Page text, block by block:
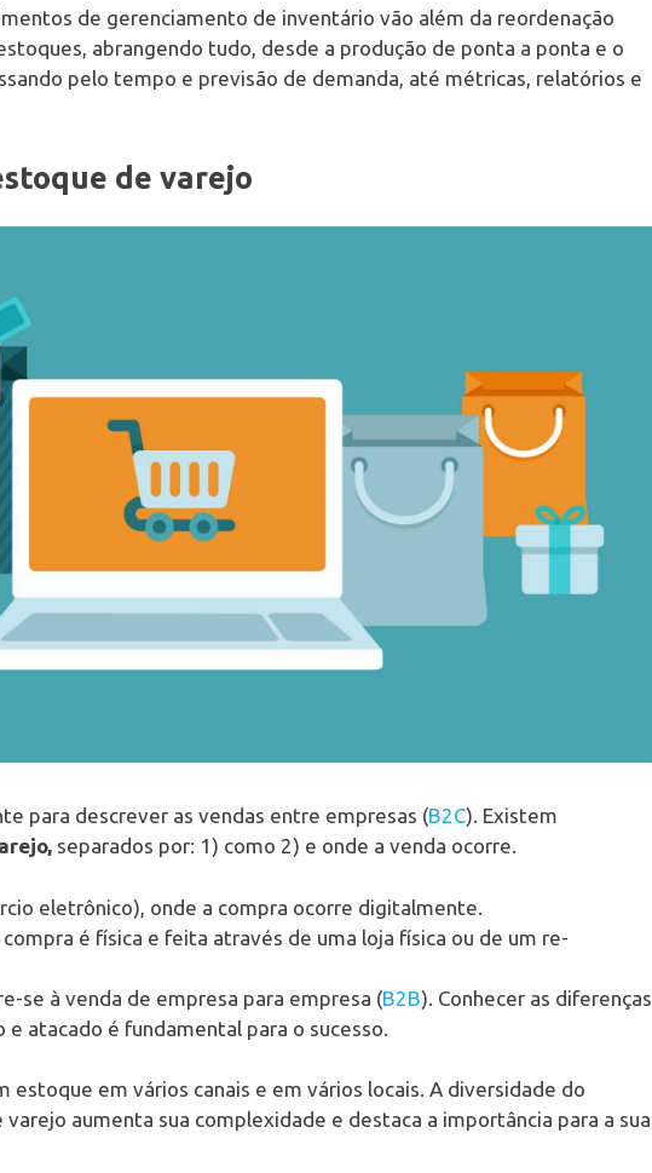
de gerenciamento de inventário vão além da reordenação
abrangendo tudo, desde a produção de ponta a ponta e o
pelo tempo e previsão de demanda, até métricas, relatórios e
de varejo
para descrever as vendas entre empresas (B2C). Existem
separados por: 1) como 2) e onde a venda ocorre.
eletrônico), onde a compra ocorre digitalmente.
é física e feita através de uma loja física ou de um re-
se à venda de empresa para empresa (B2B). Conhecer as diferenças
atacado é fundamental para o sucesso.
estoque em vários canais e em vários locais. A diversidade do
aumenta sua complexidade e destaca a importância para a sua